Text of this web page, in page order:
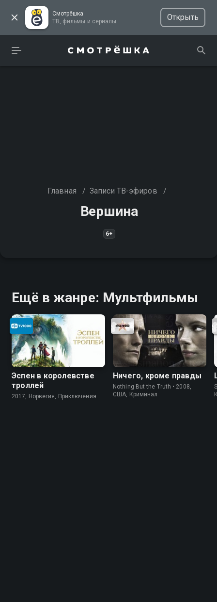
Смотрёшка
ТВ, фильмы и сериалы
Открыть
Главная / Записи ТВ-эфиров /
Вершина
6+
Ещё в жанре: Мультфильмы
Эспен в королевстве
троллей
2017, Норвегия, Приключения
Ничего, кроме правды
Nothing But the Truth • 2008,
США, Криминал